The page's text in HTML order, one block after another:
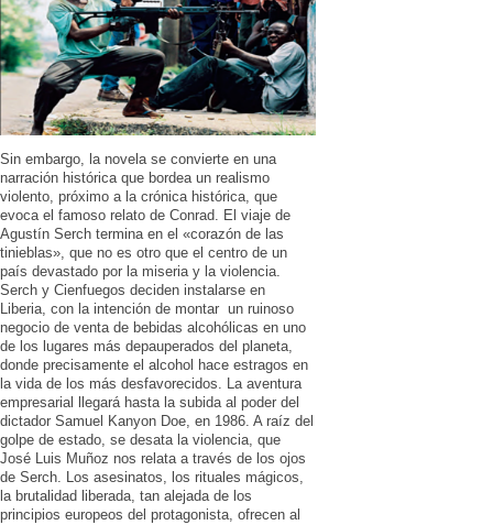
Sin embargo, la novela se convierte en una
narración histórica que bordea un realismo
violento, próximo a la crónica histórica, que
evoca el famoso relato de Conrad. El viaje de
Agustín Serch termina en el «corazón de las
tinieblas», que no es otro que el centro de un
país devastado por la miseria y la violencia.
Serch y Cienfuegos deciden instalarse en
Liberia, con la intención de montar un ruinoso
negocio de venta de bebidas alcohólicas en uno
de los lugares más depauperados del planeta,
donde precisamente el alcohol hace estragos en
la vida de los más desfavorecidos. La aventura
empresarial llegará hasta la subida al poder del
dictador Samuel Kanyon Doe, en 1986. A raíz del
golpe de estado, se desata la violencia, que
José Luis Muñoz nos relata a través de los ojos
de Serch. Los asesinatos, los rituales mágicos,
la brutalidad liberada, tan alejada de los
principios europeos del protagonista, ofrecen al